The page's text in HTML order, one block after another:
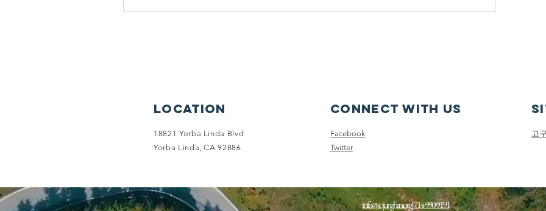
Location
18821 Yorba Linda Blvd
Yorba Linda, CA 92886
Connect with us
Facebook
Twitter
고
info@sojunghan.org|714-990-9191